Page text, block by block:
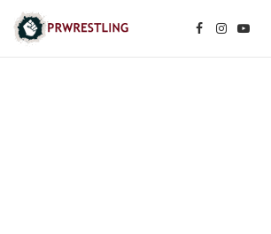
Facebook